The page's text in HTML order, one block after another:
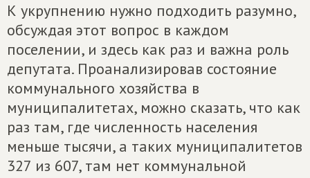
К укрупнению нужно подходить разумно,
обсуждая этот вопрос в каждом
поселении, и здесь как раз и важна роль
депутата. Проанализировав состояние
коммунального хозяйства в
муниципалитетах, можно сказать, что как
раз там, где численность населения
меньше тысячи, а таких муниципалитетов
327 из 607, там нет коммунальной